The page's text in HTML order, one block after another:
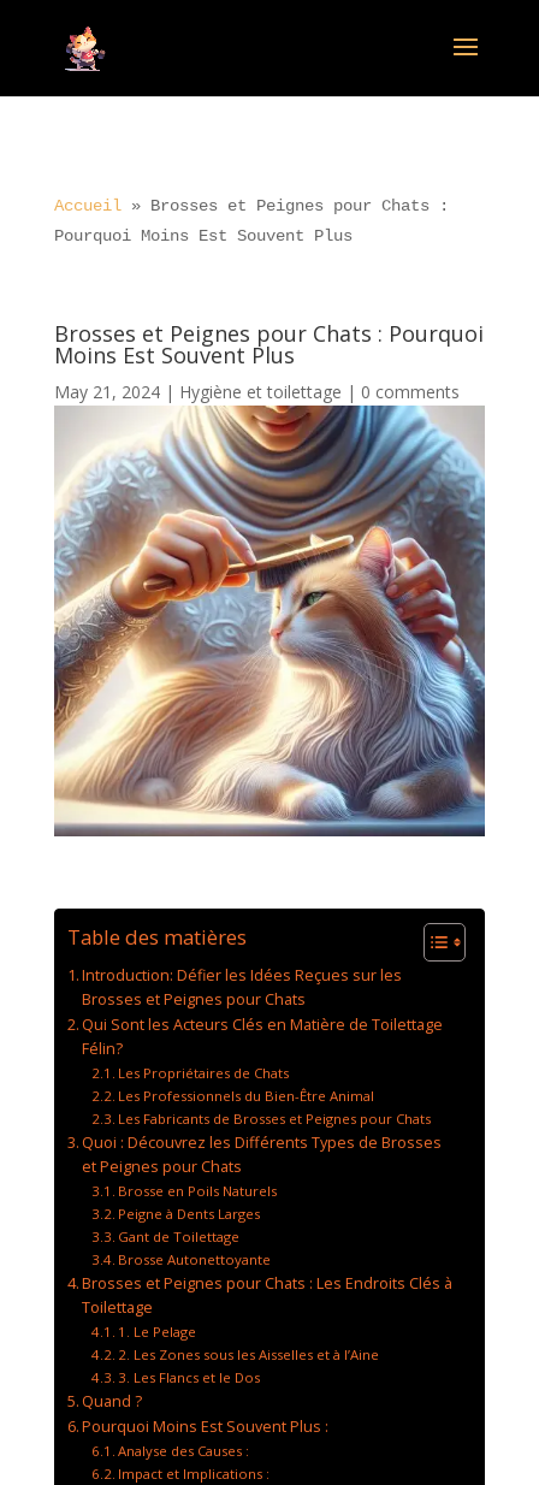
Accueil» Brosses et Peignes pour Chats :
Pourquoi Moins Est Souvent Plus
Brosses et Peignes pour Chats : Pourquoi
Moins Est Souvent Plus
May 21, 2024| Hygiène et toilettage | 0 comments
Table des matières
Introduction: Défier les Idées Reçues sur les
Brosses et Peignes pour Chats
Qui Sont les Acteurs Clés en Matière de Toilettage
Félin?
Les Propriétaires de Chats
Les Professionnels du Bien-Être Animal
Les Fabricants de Brosses et Peignes pour Chats
Quoi : Découvrez les Différents Types de Brosses
et Peignes pour Chats
Brosse en Poils Naturels
Peigne à Dents Larges
Gant de Toilettage
Brosse Autonettoyante
Brosses et Peignes pour Chats : Les Endroits Clés à
Toilettage
1. Le Pelage
2. Les Zones sous les Aisselles et à l’Aine
3. Les Flancs et le Dos
Quand ?
Pourquoi Moins Est Souvent Plus :
Analyse des Causes :
Impact et Implications :